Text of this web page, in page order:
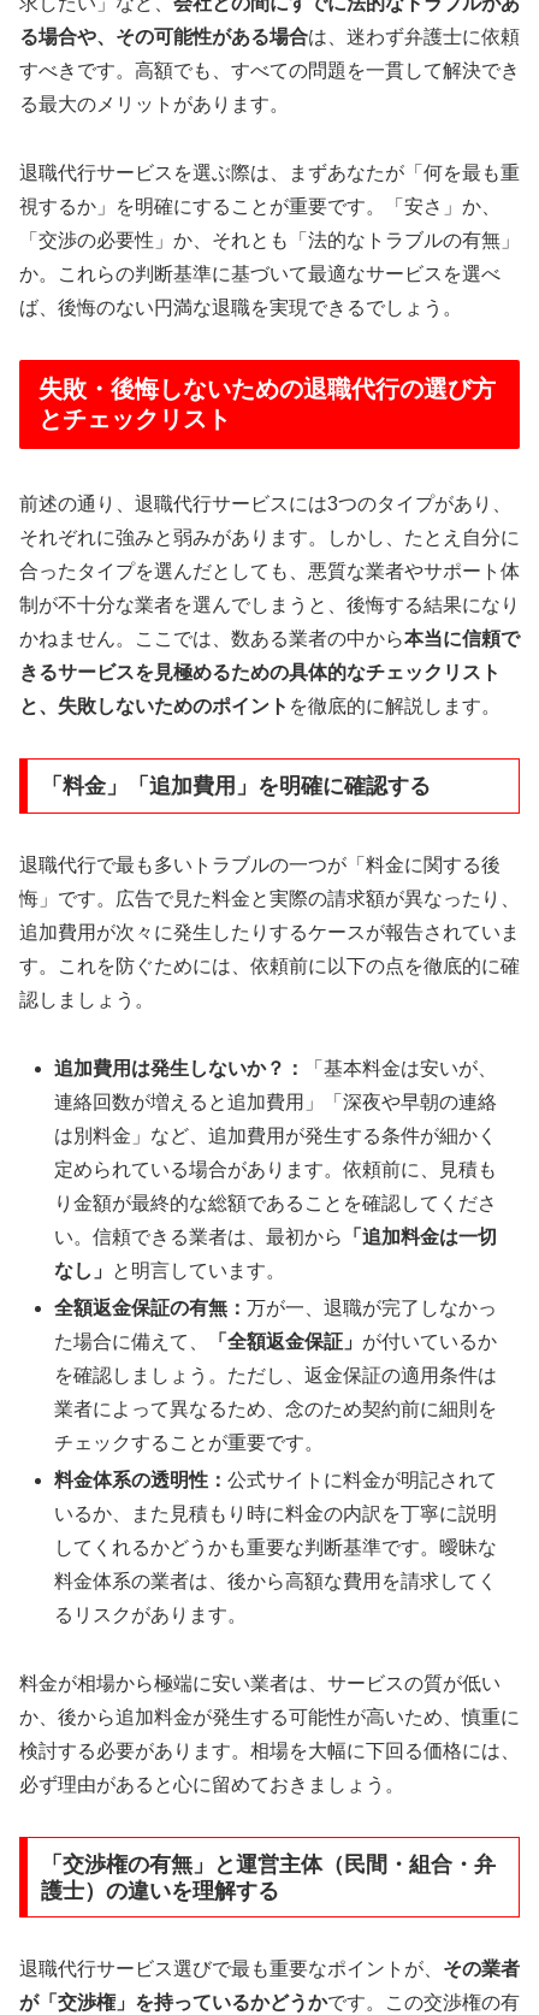
る場合や、その可能性がある場合は、迷わず弁護士に依頼
すべきです。高額でも、すべての問題を一貫して解決でき
る最大のメリットがあります。
退職代行サービスを選ぶ際は、まずあなたが「何を最も重
視するか」を明確にすることが重要です。「安さ」か、
「交渉の必要性」か、それとも「法的なトラブルの有無」
か。これらの判断基準に基づいて最適なサービスを選べ
ば、後悔のない円満な退職を実現できるでしょう。
失敗・後悔しないための退職代行の選び方
とチェックリスト
前述の通り、退職代行サービスには3つのタイプがあり、
それぞれに強みと弱みがあります。しかし、たとえ自分に
合ったタイプを選んだとしても、悪質な業者やサポート体
制が不十分な業者を選んでしまうと、後悔する結果になり
かねません。ここでは、数ある業者の中から本当に信頼で
きるサービスを見極めるための具体的なチェックリスト
と、失敗しないためのポイント を徹底的に解説します。
「料金」「追加費用」を明確に確認する
退職代行で最も多いトラブルの一つが「料金に関する後
悔」です。広告で見た料金と実際の請求額が異なったり、
追加費用が次々に発生したりするケースが報告されていま
す。これを防ぐためには、依頼前に以下の点を徹底的に確
認しましょう。
追加費用は発生しないか？：
「基本料金は安いが、
連絡回数が増えると追加費用」「深夜や早朝の連絡
は別料金」など、追加費用が発生する条件が細かく
定められている場合があります。依頼前に、見積も
り金額が最終的な総額であることを確認してくださ
い。信頼できる業者は、最初から
「追加料金は一切
なし」
と明言しています。
全額返金保証の有無：万が一、退職が完了しなかっ
た場合に備えて、
「全額返金保証」 が付いているか
を確認しましょう。ただし、返金保証の適用条件は
業者によって異なるため、念のため契約前に細則を
チェックすることが重要です。
料金体系の透明性：公式サイトに料金が明記されて
いるか、また見積もり時に料金の内訳を丁寧に説明
してくれるかどうかも重要な判断基準です。曖昧な
料金体系の業者は、後から高額な費用を請求してく
るリスクがあります。
料金が相場から極端に安い業者は、サービスの質が低い
か、後から追加料金が発生する可能性が高いため、慎重に
検討する必要があります。相場を大幅に下回る価格には、
必ず理由があると心に留めておきましょう。
「交渉権の有無」と運営主体（民間・組合・弁
護士）の違いを理解する
退職代行サービス選びで最も重要なポイントが、 その業者
が「交渉権」を持っているかどうかです。この交渉権の有